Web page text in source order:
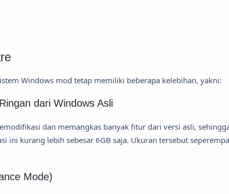
Windows mod tetap memiliki beberapa kelebihan, yakni:
dari Windows Asli
dan memangkas banyak fitur dari versi asli,
ini kurang lebih sebesar 6GB saja. Ukuran tersebut
Mode)